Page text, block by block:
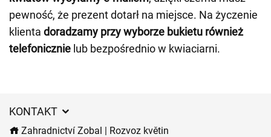
pewność, że prezent dotarł na miejsce. Na życzenie
klienta doradzamy przy wyborze bukietu również
telefonicznie lub bezpośrednio w kwiaciarni.
KONTAKT
Zahradnictví Zobal | Rozvoz květin